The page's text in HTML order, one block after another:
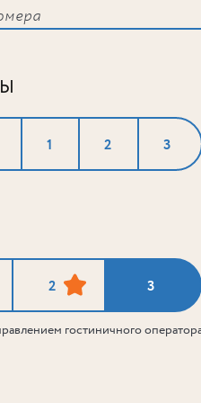
1 2 3
2 3
гостиничного